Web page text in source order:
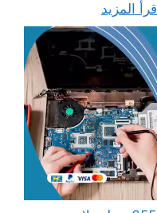
اقرأ المزيد